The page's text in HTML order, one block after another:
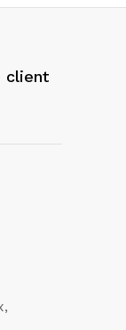
client